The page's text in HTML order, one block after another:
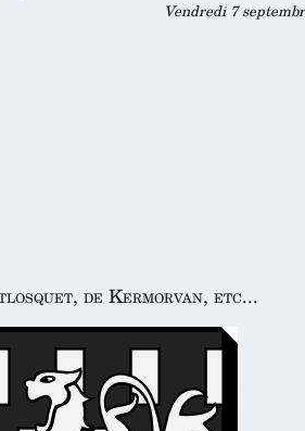
Vendredi 7
de Kermorvan, etc...